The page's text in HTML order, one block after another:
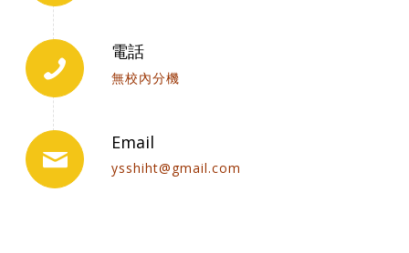
電話
無校內分機
Email
ysshiht@gmail.com